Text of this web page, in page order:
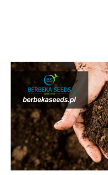
Wyszukiwarka
produktów